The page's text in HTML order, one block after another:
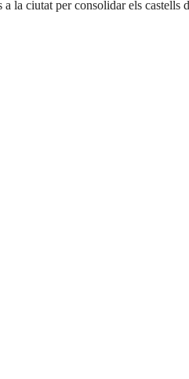
la ciutat per consolidar els castells